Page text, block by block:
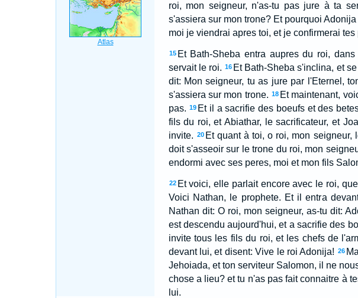
roi, mon seigneur, n'as-tu pas jure à ta
s'assiera sur mon trone? Et pourquoi
moi je viendrai apres toi, et je confirmerai tes
15 Et Bath-Sheba entra aupres du roi,
servait le roi. 16 Et Bath-Sheba s'inclina, et
dit: Mon seigneur, tu as jure par l'Eternel,
s'assiera sur mon trone. 18 Et maintenant,
pas. 19 Et il a sacrifie des boeufs et des
fils du roi, et Abiathar, le sacrificateur, et
invite. 20 Et quant à toi, o roi, mon
doit s'asseoir sur le trone du roi, mon
endormi avec ses peres, moi et mon fils
22 Et voici, elle parlait encore avec le roi,
Voici Nathan, le prophete. Et il entra
Nathan dit: O roi, mon seigneur, as-tu dit:
est descendu aujourd'hui, et a sacrifie des
invite tous les fils du roi, et les chefs de
devant lui, et disent: Vive le roi Adonija! 26
Jehoiada, et ton serviteur Salomon, il ne
chose a lieu? et tu n'as pas fait connaitre à
lui.